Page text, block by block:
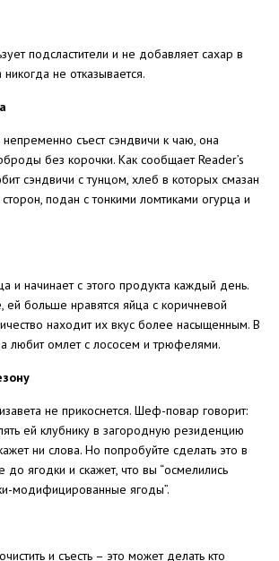
подсластители и не добавляет сахар в
не отказывается.
съест сэндвичи к чаю, она
без корочки. Как сообщает Reader’s
сэндвичи с тунцом, хлеб в которых смазан
подан с тонкими ломтиками огурца и
и начинает с этого продукта каждый день.
ей больше нравятся яйца с коричневой
находит их вкус более насыщенным. В
любит омлет с лососем и трюфелями.
не прикоснется. Шеф-повар говорит:
ей клубнику в загородную резиденцию
ни слова. Но попробуйте сделать это в
до ягодки и скажет, что вы “осмелились
модифицированные ягоды”.
и съесть – это может делать кто